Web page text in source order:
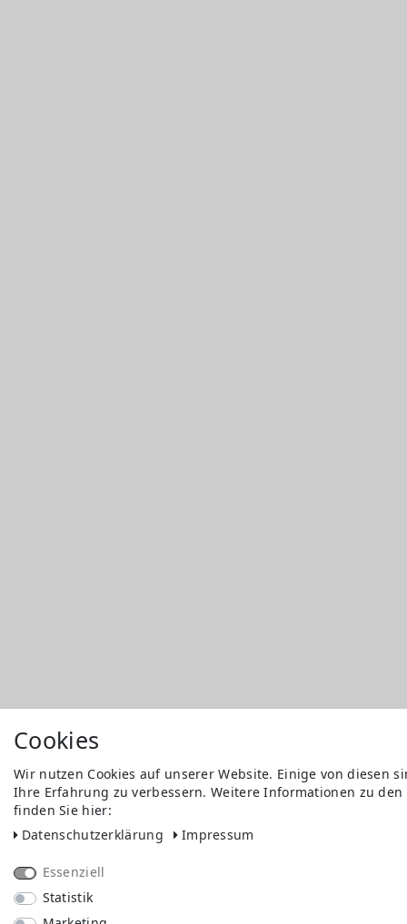
Cookies
Wir nutzen Cookies auf unserer Website. Einige von diesen
Ihre Erfahrung zu verbessern. Weitere Informationen zu
finden Sie hier:
Daten­schutz­erklärung
Impressum
Essenziell
Statistik